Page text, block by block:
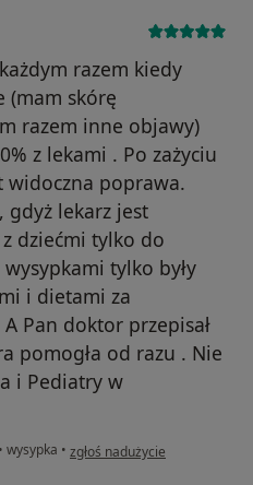
razem kiedy
(mam skórę
razem inne objawy)
z lekami . Po zażyciu
widoczna poprawa.
gdyż lekarz jest
dziećmi tylko do
tylko były
i dietami za
Pan doktor przepisał
pomogła od razu . Nie
i Pediatry w
• wysypka • w opinii użytkownika Jadwiga
zgłoś nadużycie